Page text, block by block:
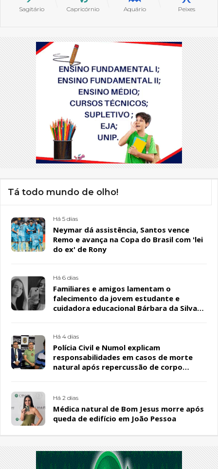
Sagitário Capricórnio Aquário Peixes
Tá todo mundo de olho!
Há 5 dias
Neymar dá assistência, Santos vence
Remo e avança na Copa do Brasil com 'lei
do ex' de Rony
Há 6 dias
Familiares e amigos lamentam o
falecimento da jovem estudante e
cuidadora educacional Bárbara da Silva
Há 4 dias
Polícia Civil e Numol explicam
responsabilidades em casos de morte
natural após repercussão de corpo
Há 2 dias
Médica natural de Bom Jesus morre após
queda de edifício em João Pessoa